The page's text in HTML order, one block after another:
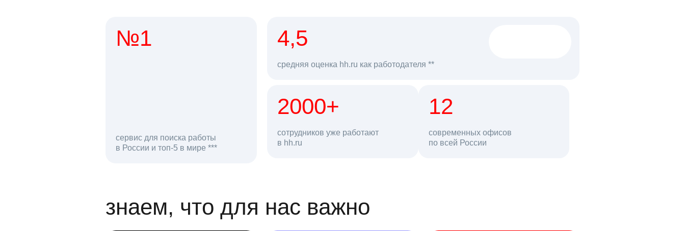
№1
сервис для поиска работы
в России и топ-5 в мире ***
откликов на вакансии
4,5
средняя оценка hh.ru как работодателя **
2000+
сотрудников уже работают
в hh.ru
68 млн 12
современных офисов
по всей Россиипользователей в день
знаем, что для нас важно